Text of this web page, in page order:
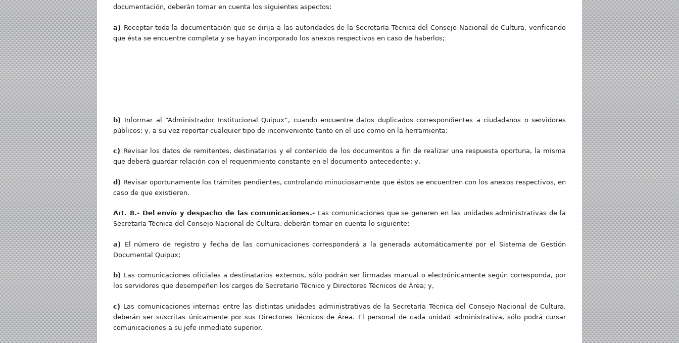
documentación, deberán tomar en cuenta los siguientes aspectos:
a) Receptar toda la documentación que se dirija a las autoridades de la Secretaría Técnica del Consejo Nacional de Cultura, verificando
que ésta se encuentre completa y se hayan incorporado los anexos respectivos en caso de haberlos;
b) Informar al “Administrador Institucional Quipux”, cuando encuentre datos duplicados correspondientes a ciudadanos o servidores
públicos; y, a su vez reportar cualquier tipo de inconveniente tanto en el uso como en la herramienta;
c) Revisar los datos de remitentes, destinatarios y el contenido de los documentos a fin de realizar una respuesta oportuna, la misma
que deberá guardar relación con el requerimiento constante en el documento antecedente; y,
d) Revisar oportunamente los trámites pendientes, controlando minuciosamente que éstos se encuentren con los anexos respectivos, en
caso de que existieren.
Art. 8.- Del envío y despacho de las comunicaciones.- Las comunicaciones que se generen en las unidades administrativas de la
Secretaría Técnica del Consejo Nacional de Cultura, deberán tomar en cuenta lo siguiente:
a) El número de registro y fecha de las comunicaciones corresponderá a la generada automáticamente por el Sistema de Gestión
Documental Quipux;
b) Las comunicaciones oficiales a destinatarios externos, sólo podrán ser firmadas manual o electrónicamente según corresponda, por
los servidores que desempeñen los cargos de Secretario Técnico y Directores Técnicos de Área; y,
c) Las comunicaciones internas entre las distintas unidades administrativas de la Secretaría Técnica del Consejo Nacional de Cultura,
deberán ser suscritas únicamente por sus Directores Técnicos de Área. El personal de cada unidad administrativa, sólo podrá cursar
comunicaciones a su jefe inmediato superior.